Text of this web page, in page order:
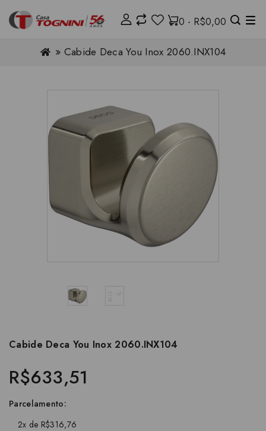
0 - R$0,00
Cabide Deca You Inox 2060.INX104
Cabide Deca You Inox 2060.INX104
R$633,51
Parcelamento:
2x de R$316,76